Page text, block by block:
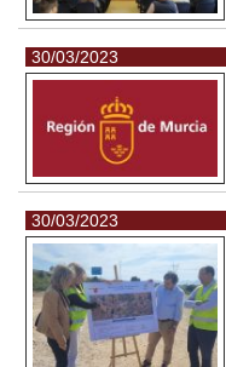
30/03/2023
30/03/2023